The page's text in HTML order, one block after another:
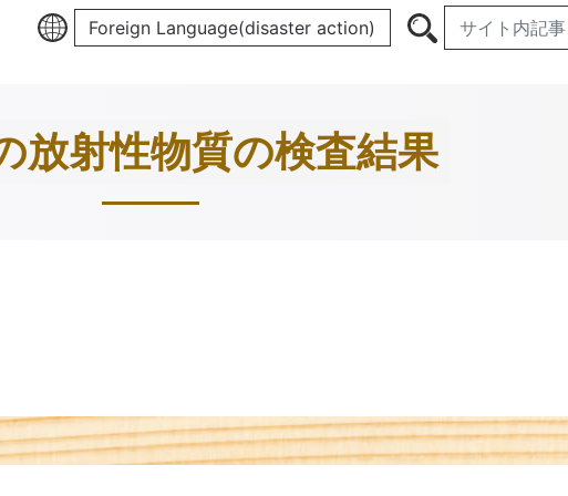
Foreign Language(disaster action)
放射性物質の検査結果